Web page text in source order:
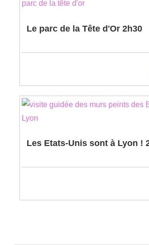
Le parc de la Tête d'Or 2h30
Les Etats-Unis sont à Lyon !